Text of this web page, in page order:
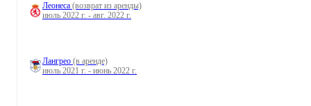
Леонеса (возврат из аренды)
июль 2022 г. - авг. 2022 г.
Лангрео (в аренде)
июль 2021 г. - июнь 2022 г.